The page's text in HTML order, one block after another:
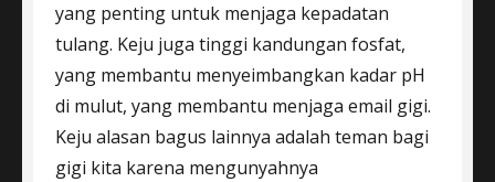
yang penting untuk menjaga kepadatan
tulang. Keju juga tinggi kandungan fosfat,
yang membantu menyeimbangkan kadar pH
di mulut, yang membantu menjaga email gigi.
Keju alasan bagus lainnya adalah teman bagi
gigi kita karena mengunyahnya